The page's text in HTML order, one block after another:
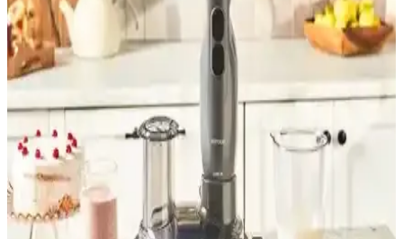
Arzum AR1101 Shake'n Take Joy ve Yui M18 3'ü 1
Arada Retro Blender Karşılaştırması
İki farklı kişisel blender modeli olan Arzum AR1101 Shake'n Take
Joy ve Yui M18'in özellikleri, performansları ve kullanıcı yorumları
detaylı karşılaştırmasıyla sunuluyor.
Arzum Shake'n Take Pro ve Vestel Mix & Go
Blender Karşılaştırması
Arzum Shake'n Take Pro ve Vestel Mix & Go blender'ların güç,
kullanım kolaylığı ve performans özellikleri karşılaştırıldı, kullanıcı
yorumlarıyla detaylar sunuldu.